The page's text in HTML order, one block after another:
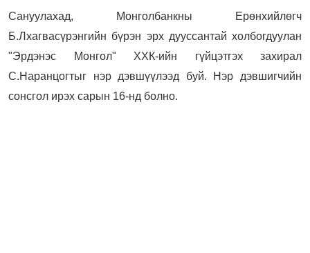
Сануулахад, Монголбанкны Ерөнхийлөгч
Б.Лхагвасүрэнгийн бүрэн эрх дууссантай холбогдуулан
"Эрдэнэс Монгол" ХХК-ийн гүйцэтгэх захирал
С.Наранцогтыг нэр дэвшүүлээд буй. Нэр дэвшигчийн
сонсгол ирэх сарын 16-нд болно.